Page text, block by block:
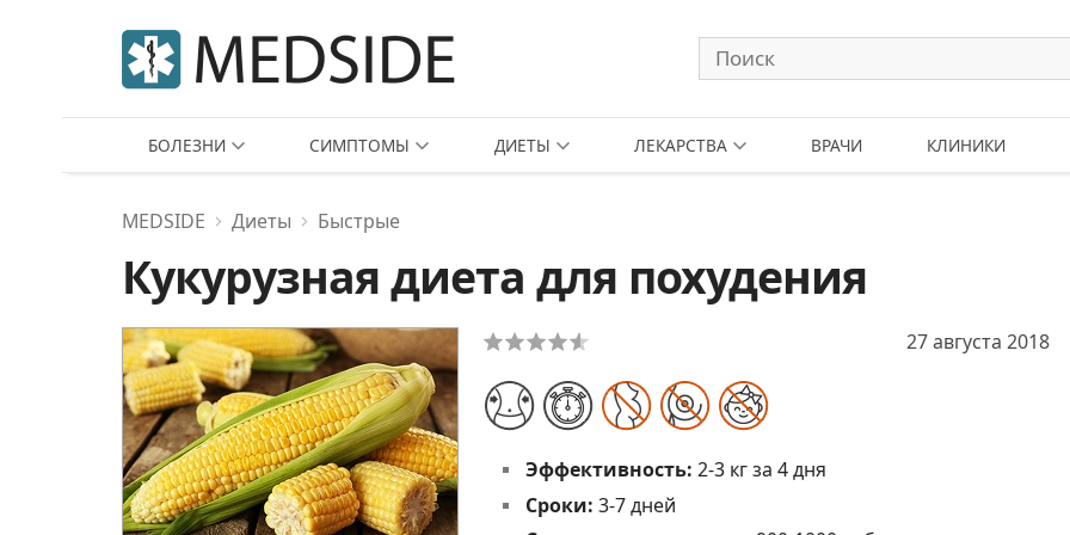
БОЛЕЗНИ СИМПТОМЫ ДИЕТЫ ЛЕКАРСТВА ВРАЧИ КЛИНИКИ
MEDSIDE Диеты Быстрые
Кукурузная диета для похудения
27 августа 2018
Эффективность: 2-3 кг за 4 дня
Сроки: 3-7 дней